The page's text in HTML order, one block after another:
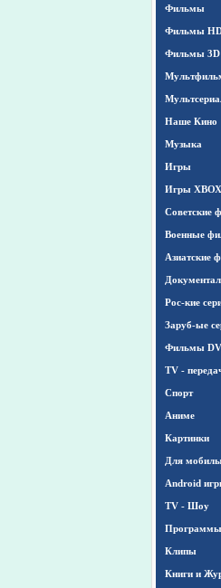
Фильмы
Фильмы
Фильмы 3D
Наше Кино
Музыка
Игры
Игры
Cоветские
Военные
Азиатские
Рос-кие
Заруб-ые
Фильмы
TV -
Спорт
Аниме
Картинки
Для
Android
TV - Шоу
Программы
Клипы
Книги и